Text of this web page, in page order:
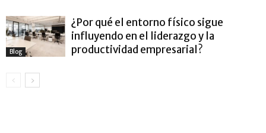
Blog
¿Por qué el entorno físico sigue
influyendo en el liderazgo y la
productividad empresarial?